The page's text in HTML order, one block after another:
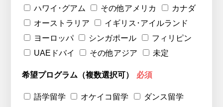
ハワイ･グアム
その他アメリカ
カナダ
オーストラリア
イギリス･アイルランド
ヨーロッパ
シンガポール
フィリピン
UAEドバイ
その他アジア 未定
希望プログラム（複数選択可） 必須
語学留学 オケイコ留学
ダンス留学